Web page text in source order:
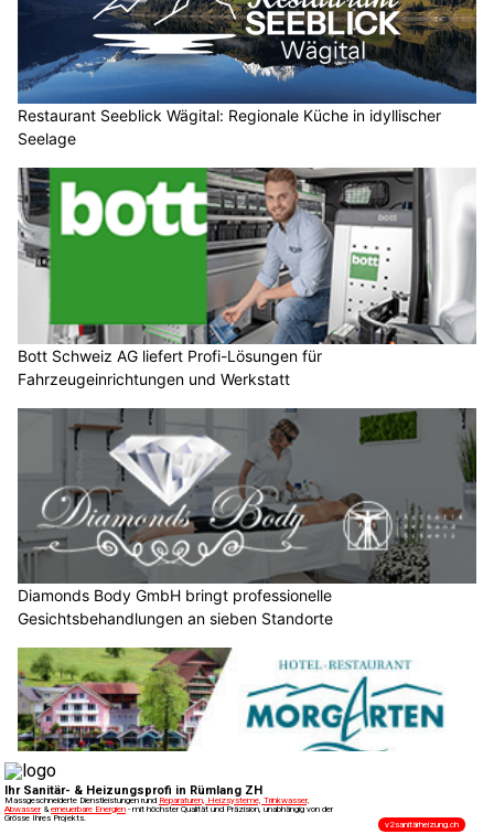
Restaurant Seeblick Wägital: Regionale Küche in idyllischer
Seelage
Bott Schweiz AG liefert Profi-Lösungen für
Fahrzeugeinrichtungen und Werkstatt
Diamonds Body GmbH bringt professionelle
Gesichtsbehandlungen an sieben Standorte